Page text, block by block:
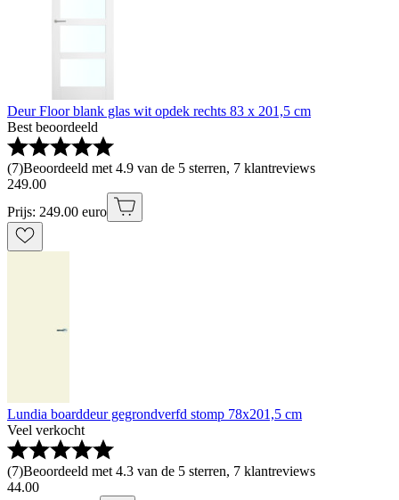
Deur Floor blank glas wit opdek rechts 83 x 201,5 cm
Best beoordeeld
(7)Beoordeeld met 4.9 van de 5 sterren, 7 klantreviews
249.00
Prijs: 249.00 euro
Lundia boarddeur gegrondverfd stomp 78x201,5 cm
Veel verkocht
(7)Beoordeeld met 4.3 van de 5 sterren, 7 klantreviews
44.00